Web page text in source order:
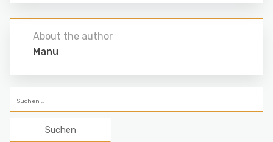
About the author
Manu
nach: